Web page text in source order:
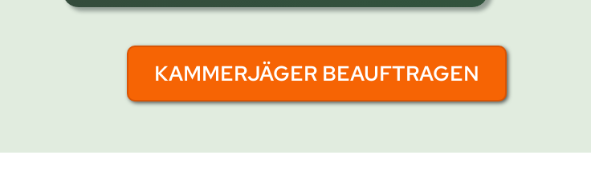
KAMMERJÄGER BEAUFTRAGEN